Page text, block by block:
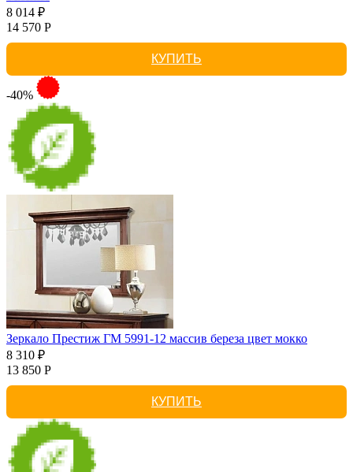
8 014 ₽
14 570 Р
КУПИТЬ
-40%
Зеркало Престиж ГМ 5991-12 массив береза цвет мокко
8 310 ₽
13 850 Р
КУПИТЬ